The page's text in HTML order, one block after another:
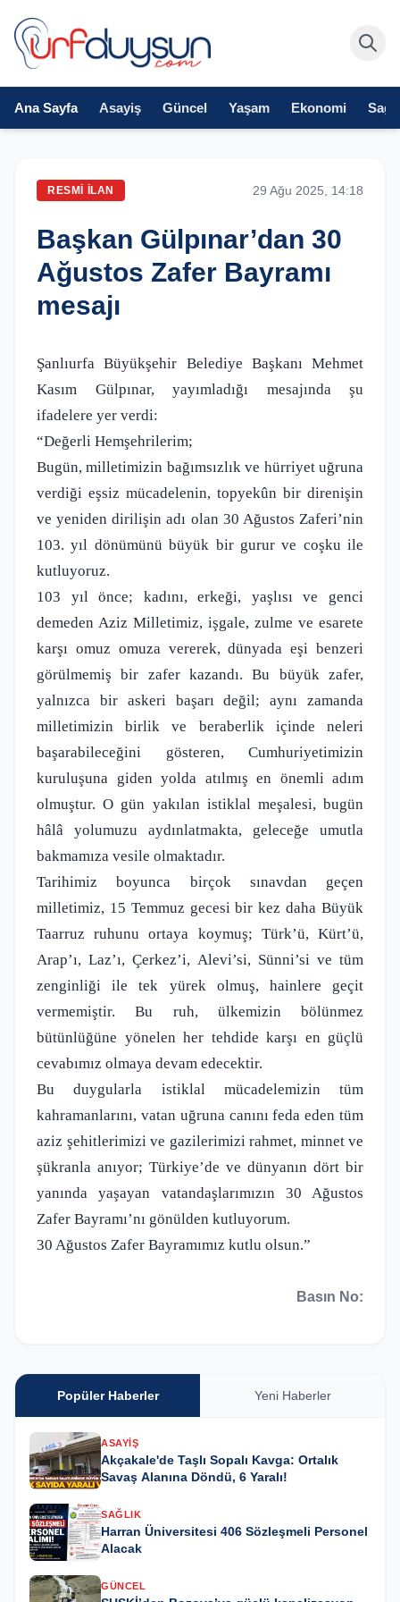
Ana Sayfa Asayiş Güncel Yaşam Ekonomi
RESMI İLAN 29 Ağu 2025, 14:18
Başkan Gülpınar’dan 30
Ağustos Zafer Bayramı
mesajı
Şanlıurfa Büyükşehir Belediye Başkanı Mehmet
Kasım Gülpınar, yayımladığı mesajında şu
ifadelere yer verdi:
“Değerli Hemşehrilerim;
Bugün, milletimizin bağımsızlık ve hürriyet uğruna
verdiği eşsiz mücadelenin, topyekûn bir direnişin
ve yeniden dirilişin adı olan 30 Ağustos Zaferi’nin
103. yıl dönümünü büyük bir gurur ve coşku ile
kutluyoruz.
103 yıl önce; kadını, erkeği, yaşlısı ve genci
demeden Aziz Milletimiz, işgale, zulme ve esarete
karşı omuz omuza vererek, dünyada eşi benzeri
görülmemiş bir zafer kazandı. Bu büyük zafer,
yalnızca bir askeri başarı değil; aynı zamanda
milletimizin birlik ve beraberlik içinde neleri
başarabileceğini gösteren, Cumhuriyetimizin
kuruluşuna giden yolda atılmış en önemli adım
olmuştur. O gün yakılan istiklal meşalesi, bugün
hâlâ yolumuzu aydınlatmakta, geleceğe umutla
bakmamıza vesile olmaktadır.
Tarihimiz boyunca birçok sınavdan geçen
milletimiz, 15 Temmuz gecesi bir kez daha Büyük
Taarruz ruhunu ortaya koymuş; Türk’ü, Kürt’ü,
Arap’ı, Laz’ı, Çerkez’i, Alevi’si, Sünni’si ve tüm
zenginliği ile tek yürek olmuş, hainlere geçit
vermemiştir. Bu ruh, ülkemizin bölünmez
bütünlüğüne yönelen her tehdide karşı en güçlü
cevabımız olmaya devam edecektir.
Bu duygularla istiklal mücadelemizin tüm
kahramanlarını, vatan uğruna canını feda eden tüm
aziz şehitlerimizi ve gazilerimizi rahmet, minnet ve
şükranla anıyor; Türkiye’de ve dünyanın dört bir
yanında yaşayan vatandaşlarımızın 30 Ağustos
Zafer Bayramı’nı gönülden kutluyorum.
30 Ağustos Zafer Bayramımız kutlu olsun.”
Basın No:
Popüler Haberler Yeni Haberler
ASAYIŞ
Akçakale'de Taşlı Sopalı Kavga: Ortalık
Savaş Alanına Döndü, 6 Yaralı!
SAĞLIK
Harran Üniversitesi 406 Sözleşmeli Personel
Alacak
GÜNCEL